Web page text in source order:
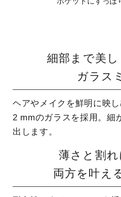
細部まで美
ガラス
ヘアやメイクを鮮明に映
2 mmのガラスを採用。細
出します。
薄さと割
両方を叶え